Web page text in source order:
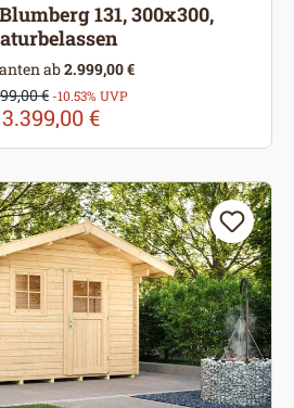
131, 300x300,
ab2.999,00 €
3.399,00 €
Preis:
€ -10.53% UVP